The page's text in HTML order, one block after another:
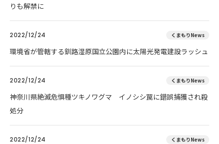
りも解禁に
2022/12/24 くまもりNews
環境省が管轄する釧路湿原国立公園内に太陽光発電建設ラッシュ
2022/12/24 くまもりNews
神奈川県絶滅危惧種ツキノワグマ イノシシ罠に錯誤捕獲され殺
処分
2022/12/24 くまもりNews